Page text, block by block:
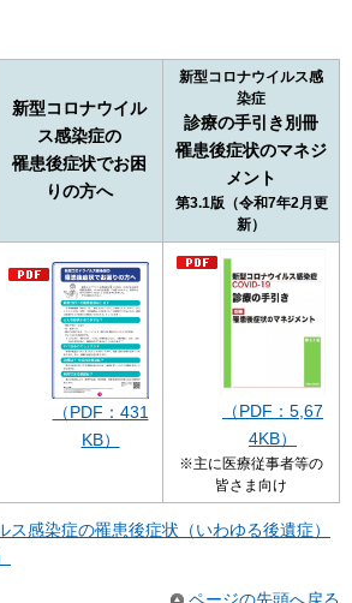
新型コロナウイル
ス感染症の
罹患後症状でお困
りの方へ
新型コロナウイルス感
染症
診療の手引き別冊
罹患後症状のマネジ
メント
第3.1版（令和7年2月更
新）
（PDF：431
KB）
（PDF：5,67
4KB）
※主に医療従事者等の
皆さま向け
ス感染症の罹患後症状（いわゆる後遺症）